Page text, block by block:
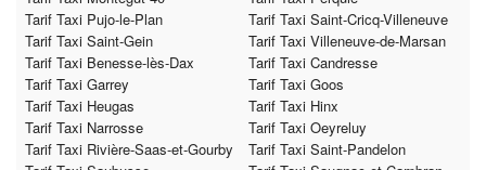
Tarif Taxi Pujo-le-Plan
Tarif Taxi Saint-Cricq-Villeneuve
Tarif Taxi Saint-Gein
Tarif Taxi Villeneuve-de-Marsan
Tarif Taxi Benesse-lès-Dax
Tarif Taxi Candresse
Tarif Taxi Garrey
Tarif Taxi Goos
Tarif Taxi Heugas
Tarif Taxi Hinx
Tarif Taxi Narrosse
Tarif Taxi Oeyreluy
Tarif Taxi Rivière-Saas-et-Gourby
Tarif Taxi Saint-Pandelon